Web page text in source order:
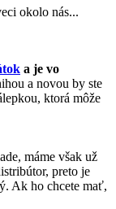
okolo nás...
a je vo
a novou by ste
ktorá môže
máme však už
preto je
Ak ho chcete mať,